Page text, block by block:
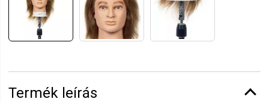
Termék leírás